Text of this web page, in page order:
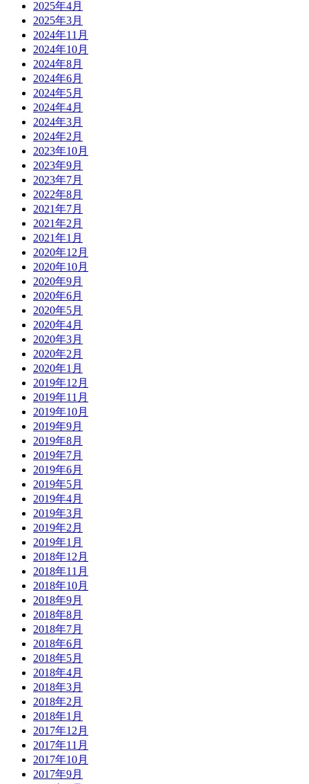
2025年4月
2025年3月
2024年11月
2024年10月
2024年8月
2024年6月
2024年5月
2024年4月
2024年3月
2024年2月
2023年10月
2023年9月
2023年7月
2022年8月
2021年7月
2021年2月
2021年1月
2020年12月
2020年10月
2020年9月
2020年6月
2020年5月
2020年4月
2020年3月
2020年2月
2020年1月
2019年12月
2019年11月
2019年10月
2019年9月
2019年8月
2019年7月
2019年6月
2019年5月
2019年4月
2019年3月
2019年2月
2019年1月
2018年12月
2018年11月
2018年10月
2018年9月
2018年8月
2018年7月
2018年6月
2018年5月
2018年4月
2018年3月
2018年2月
2018年1月
2017年12月
2017年11月
2017年10月
2017年9月